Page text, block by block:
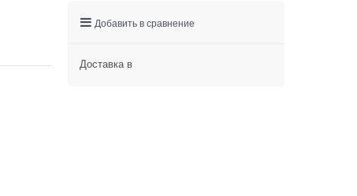
Добавить в сравнение
Доставка в